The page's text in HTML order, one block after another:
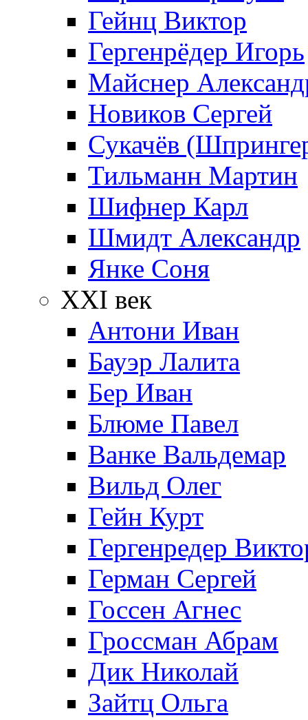
Гейнц Виктор
Гергенрёдер Игорь
Майснер
Новиков Сергей
Сукачёв
Тильманн Мартин
Шифнер Карл
Шмидт Александр
Янке Соня
XXI век
Антони Иван
Бауэр Лалита
Бер Иван
Блюме Павел
Ванке Вальдемар
Вильд Олег
Гейн Курт
Гергенредер
Герман Сергей
Госсен Агнес
Гроссман Абрам
Дик Николай
Зайтц Ольга